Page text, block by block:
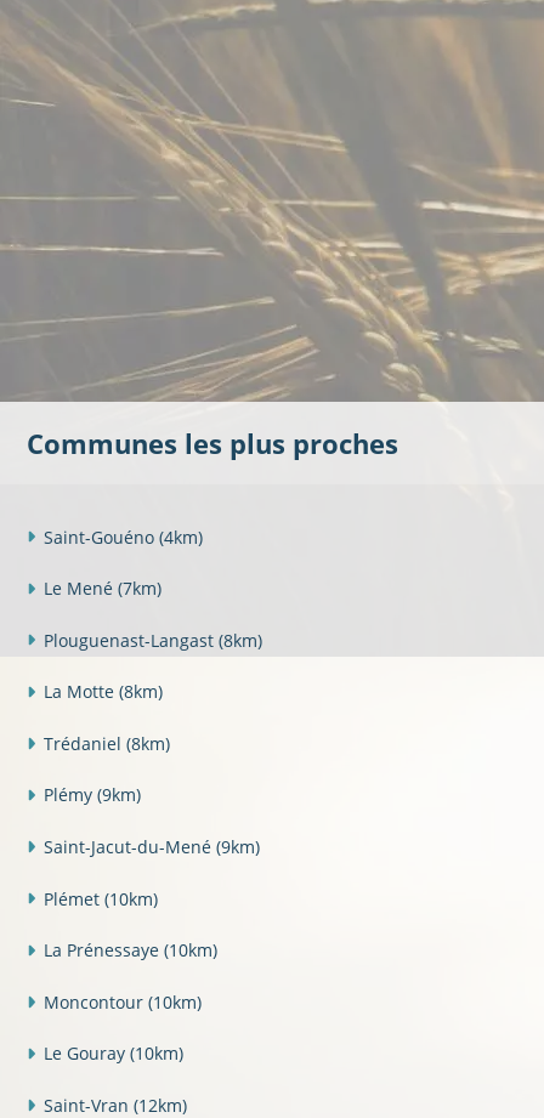
Communes les plus proches
Saint-Gouéno (4km)
Le Mené (7km)
Plouguenast-Langast (8km)
La Motte (8km)
Trédaniel (8km)
Plémy (9km)
Saint-Jacut-du-Mené (9km)
Plémet (10km)
La Prénessaye (10km)
Moncontour (10km)
Le Gouray (10km)
Saint-Vran (12km)